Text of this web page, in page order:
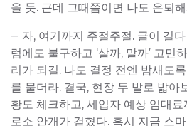
을 듯. 근데 그때쯤이면 나도 은퇴
— 자, 여기까지 주절주절. 글이 길
럼에도 불구하고 ‘살까, 말까’ 고민
리가 되길. 나도 결정 전엔 밤새도
를 물더라. 결국, 현장 두 발로 밟아
황도 체크하고, 세입자 예상 임대
로소 안개가 걷혔다. 혹시 지금 스